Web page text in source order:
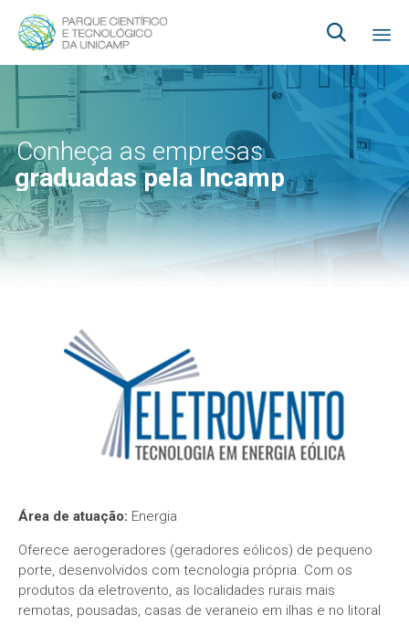

graduadas pela Incamp
Conheça as empresas
Área de atuação: Energia
Oferece aerogeradores (geradores eólicos) de pequeno
porte, desenvolvidos com tecnologia própria. Com os
produtos da eletrovento, as localidades rurais mais
remotas, pousadas, casas de veraneio em ilhas e no litoral